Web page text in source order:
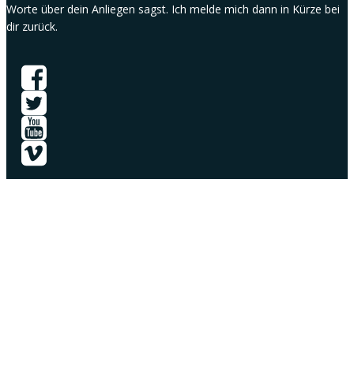
Worte über dein Anliegen sagst. Ich melde mich dann in Kürze bei
dir zurück.